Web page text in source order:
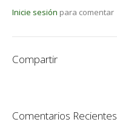
Inicie sesión para comentar
Compartir
Comentarios Recientes